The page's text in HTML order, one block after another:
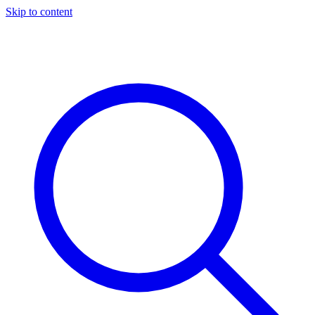
Skip to content